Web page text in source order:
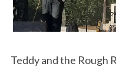
Teddy and the Rough